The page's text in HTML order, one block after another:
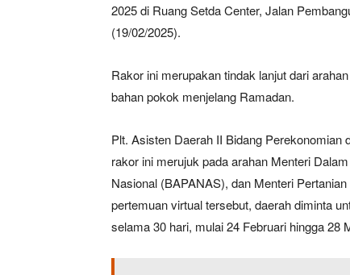
2025 di Ruang Setda Center, Jalan
(19/02/2025).
Rakor ini merupakan tindak lanjut dari
bahan pokok menjelang Ramadan.
Plt. Asisten Daerah II Bidang
rakor ini merujuk pada arahan Menteri
Nasional (BAPANAS), dan Menteri
pertemuan virtual tersebut, daerah diminta
selama 30 hari, mulai 24 Februari hingga 28